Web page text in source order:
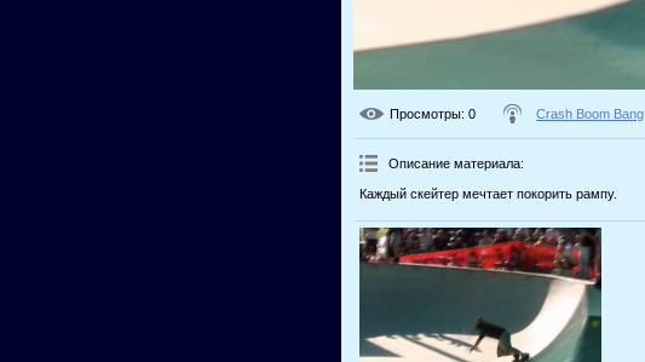
Просмотры: 0 Crash Boom Bang
Описание материала:
Каждый скейтер мечтает покорить рампу.